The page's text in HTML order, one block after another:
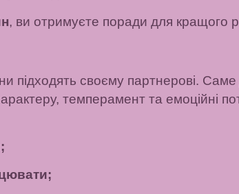
, ви отримуєте поради для кращого
підходять своєму партнерові. Саме
темперамент та емоційні